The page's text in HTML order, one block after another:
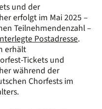
und der
erfolgt im Mai 2025 –
Teilnehmendenzahl –
Postadresse.
erhält
Tickets und
während der
Chorfests im